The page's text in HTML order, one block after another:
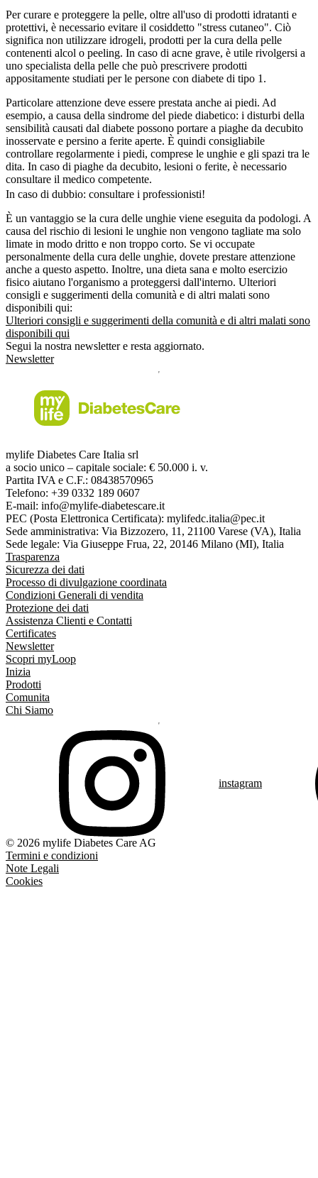
Per curare e proteggere la pelle, oltre all'uso di prodotti idratanti e
protettivi, è necessario evitare il cosiddetto "stress cutaneo". Ciò
significa non utilizzare idrogeli, prodotti per la cura della pelle
contenenti alcol o peeling. In caso di acne grave, è utile rivolgersi a
uno specialista della pelle che può prescrivere prodotti
appositamente studiati per le persone con diabete di tipo 1.
Particolare attenzione deve essere prestata anche ai piedi. Ad
esempio, a causa della sindrome del piede diabetico: i disturbi della
sensibilità causati dal diabete possono portare a piaghe da decubito
inosservate e persino a ferite aperte. È quindi consigliabile
controllare regolarmente i piedi, comprese le unghie e gli spazi tra le
dita. In caso di piaghe da decubito, lesioni o ferite, è necessario
consultare il medico competente.
In caso di dubbio: consultare i professionisti!
È un vantaggio se la cura delle unghie viene eseguita da podologi. A
causa del rischio di lesioni le unghie non vengono tagliate ma solo
limate in modo dritto e non troppo corto. Se vi occupate
personalmente della cura delle unghie, dovete prestare attenzione
anche a questo aspetto. Inoltre, una dieta sana e molto esercizio
fisico aiutano l'organismo a proteggersi dall'interno. Ulteriori
consigli e suggerimenti della comunità e di altri malati sono
disponibili qui:
Ulteriori consigli e suggerimenti della comunità e di altri malati sono
disponibili qui
Segui la nostra newsletter e resta aggiornato.
Newsletter
mylife Diabetes Care Italia srl
a socio unico – capitale sociale: € 50.000 i. v.
Partita IVA e C.F.: 08438570965
Telefono: +39 0332 189 0607
E-mail: info@mylife-diabetescare.it
PEC (Posta Elettronica Certificata): mylifedc.italia@pec.it
Sede amministrativa: Via Bizzozero, 11, 21100 Varese (VA), Italia
Sede legale: Via Giuseppe Frua, 22, 20146 Milano (MI), Italia
Trasparenza
Sicurezza dei dati
Processo di divulgazione coordinata
Condizioni Generali di vendita
Protezione dei dati
Assistenza Clienti e Contatti
Certificates
Newsletter
Scopri myLoop
Inizia
Prodotti
Comunita
Chi Siamo
instagram
© 2026 mylife Diabetes Care AG
Termini e condizioni
Note Legali
Cookies